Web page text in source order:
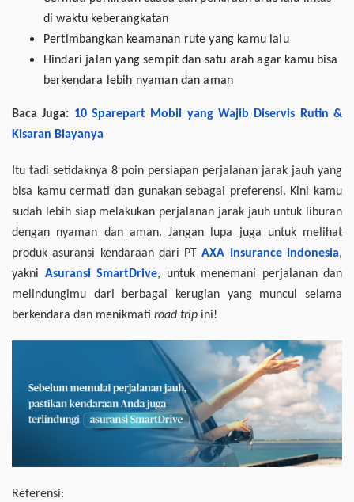
di waktu keberangkatan
Pertimbangkan keamanan rute yang kamu lalu
Hindari jalan yang sempit dan satu arah agar kamu bisa
berkendara lebih nyaman dan aman
Baca Juga: 10 Sparepart Mobil yang Wajib Diservis Rutin &
Kisaran Biayanya
Itu tadi setidaknya 8 poin persiapan perjalanan jarak jauh yang
bisa kamu cermati dan gunakan sebagai preferensi. Kini kamu
sudah lebih siap melakukan perjalanan jarak jauh untuk liburan
dengan nyaman dan aman. Jangan lupa juga untuk melihat
produk asuransi kendaraan dari PTAXA Insurance Indonesia,
yakni Asuransi SmartDrive, untuk menemani perjalanan dan
melindungimu dari berbagai kerugian yang muncul selama
berkendara dan menikmati road trip ini!
Referensi: